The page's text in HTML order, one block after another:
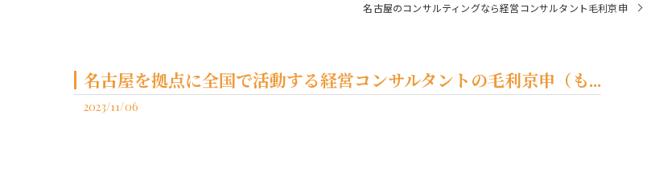
名古屋のコンサルティングなら経営コンサルタント毛利京申
名古屋を拠点に全国で活動する経営コンサルタントの毛利京申（も...
2023/11/06